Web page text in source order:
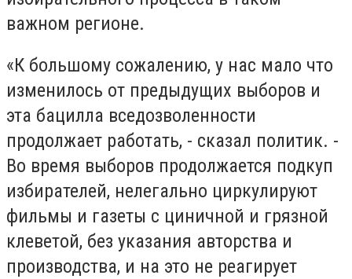
важном регионе.
«К большому сожалению, у нас мало что
изменилось от предыдущих выборов и
эта бацилла вседозволенности
продолжает работать, - сказал политик. -
Во время выборов продолжается подкуп
избирателей, нелегально циркулируют
фильмы и газеты с циничной и грязной
клеветой, без указания авторства и
производства, и на это не реагирует